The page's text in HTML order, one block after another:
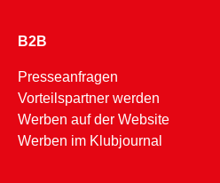
B2B
Presseanfragen
Vorteilspartner werden
Werben auf der Website
Werben im Klubjournal